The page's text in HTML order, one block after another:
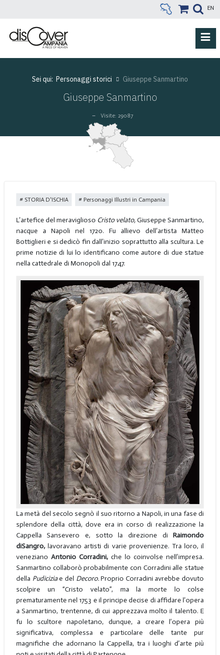
EN
Sei qui: Personaggi storici Giuseppe Sanmartino
Giuseppe Sanmartino
Visite: 29087
STORIA D'ISCHIA Personaggi Illustri in Campania
L’artefice del meraviglioso Cristo velato,Giuseppe Sanmartino,
nacque a Napoli nel 1720. Fu allievo dell’artista Matteo
Bottiglieri e si dedicò fin dall’inizio soprattutto alla scultura. Le
prime notizie di lui lo identificano come autore di due statue
nella cattedrale di Monopoli dal 1747.
La metà del secolo segnò il suo ritorno a Napoli, in una fase di
splendore della città, dove era in corso di realizzazione la
Cappella Sansevero e, sotto la direzione diRaimondo
diSangro,lavoravano artisti di varie provenienze. Tra loro, il
veneziano Antonio Corradini,che lo coinvolse nell’impresa.
Sanmartino collaborò probabilmente con Corradini alle statue
della Pudiciziae del Decoro.Proprio Corradini avrebbe dovuto
scolpire un “Cristo velato”, ma la morte lo colse
prematuramente nel 1753 e il principe decise di affidare l’opera
a Sanmartino, trentenne, di cui apprezzava molto il talento. E
fu lo scultore napoletano, dunque, a creare l’opera più
significativa, complessa e particolare delle tante pur
magnifiche che adornano la Cappella, tra i luoghi d’arte più